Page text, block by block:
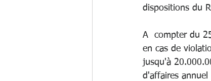
dispositions du
A  compter du
en cas de
jusqu'à
d'affaires